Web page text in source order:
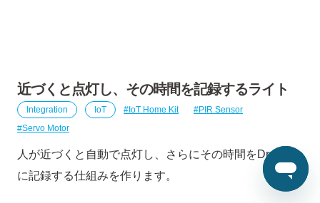
近づくと点灯し、その時間を記録するライト
Integration IoT IoT Home Kit
PIR Sensor
Servo Motor
人が近づくと自動で点灯し、さらにその時間をDropbox
に記録する仕組みを作ります。